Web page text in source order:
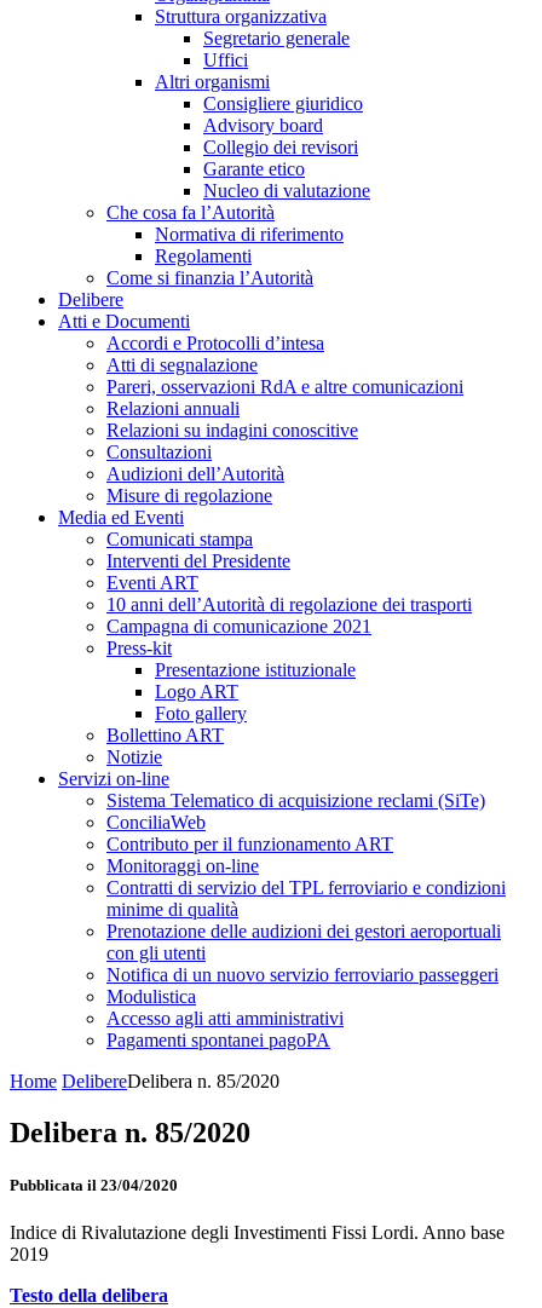
Struttura organizzativa
Segretario generale
Uffici
Altri organismi
Consigliere giuridico
Advisory board
Collegio dei revisori
Garante etico
Nucleo di valutazione
Che cosa fa l’Autorità
Normativa di riferimento
Regolamenti
Come si finanzia l’Autorità
Delibere
Atti e Documenti
Accordi e Protocolli d’intesa
Atti di segnalazione
Pareri, osservazioni RdA e altre comunicazioni
Relazioni annuali
Relazioni su indagini conoscitive
Consultazioni
Audizioni dell’Autorità
Misure di regolazione
Media ed Eventi
Comunicati stampa
Interventi del Presidente
Eventi ART
10 anni dell’Autorità di regolazione dei trasporti
Campagna di comunicazione 2021
Press-kit
Presentazione istituzionale
Logo ART
Foto gallery
Bollettino ART
Notizie
Servizi on-line
Sistema Telematico di acquisizione reclami (SiTe)
ConciliaWeb
Contributo per il funzionamento ART
Monitoraggi on-line
Contratti di servizio del TPL ferroviario e condizioni
minime di qualità
Prenotazione delle audizioni dei gestori aeroportuali
con gli utenti
Notifica di un nuovo servizio ferroviario passeggeri
Modulistica
Accesso agli atti amministrativi
Pagamenti spontanei pagoPA
Home DelibereDelibera n. 85/2020
Delibera n. 85/2020
Pubblicata il 23/04/2020
Indice di Rivalutazione degli Investimenti Fissi Lordi. Anno base
2019
Testo della delibera